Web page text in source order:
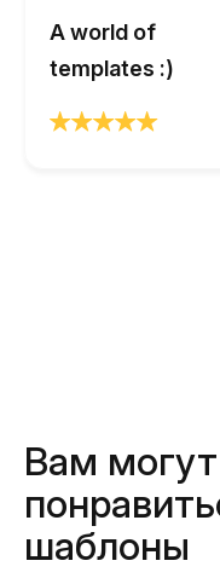
A world of
templates :)
Вам могут
шаблоны